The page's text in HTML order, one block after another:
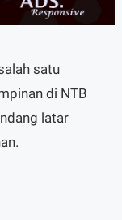
satu
di NTB
latar